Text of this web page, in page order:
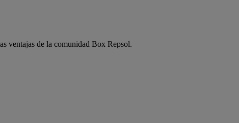
ventajas de la comunidad Box Repsol.